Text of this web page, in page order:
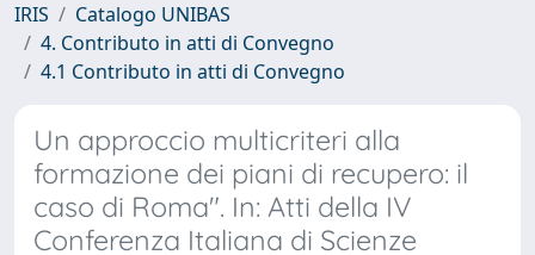
IRIS
Catalogo UNIBAS
4. Contributo in atti di Convegno
4.1 Contributo in atti di Convegno
Un approccio multicriteri alla
formazione dei piani di recupero: il
caso di Roma". In: Atti della IV
Conferenza Italiana di Scienze